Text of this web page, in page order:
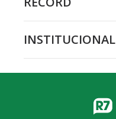
INSTITUCIONAL